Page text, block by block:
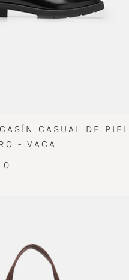
CASUAL DE PIEL
- VACA